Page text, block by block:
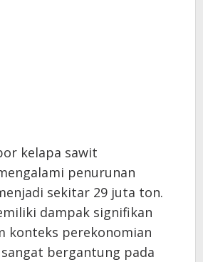
kelapa sawit
penurunan
sekitar 29 juta ton.
dampak signifikan
konteks perekonomian
bergantung pada